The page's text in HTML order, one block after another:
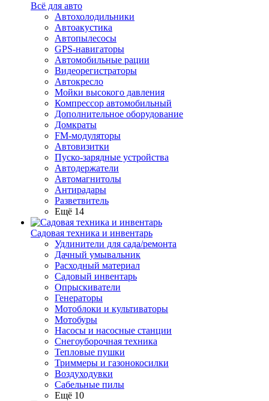
Всё для авто
Автохолодильники
Автоакустика
Автопылесосы
GPS-навигаторы
Автомобильные рации
Видеорегистраторы
Автокресло
Мойки высокого давления
Компрессор автомобильный
Дополнительное оборудование
Домкраты
FM-модуляторы
Автовизитки
Пуско-зарядные устройства
Автодержатели
Автомагнитолы
Антирадары
Разветвитель
Ещё 14
Садовая техника и инвентарь
Удлинители для сада/ремонта
Дачный умывальник
Расходный материал
Садовый инвентарь
Опрыскиватели
Генераторы
Мотоблоки и культиваторы
Мотобуры
Насосы и насосные станции
Снегоуборочная техника
Тепловые пушки
Триммеры и газонокосилки
Воздуходувки
Сабельные пилы
Ещё 10